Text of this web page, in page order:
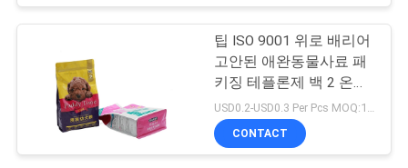
트
PRIVACY
POLICY
가방을 패키징하는
애완동물사료
팁 ISO 9001 위로 배리어
고안된 애완동물사료 패
키징 테플론제 백 2 온스
2 파운드 입지는 찬성했
습니다
USD0.2-USD0.3 Per Pcs MOQ:10000 PC
CONTACT